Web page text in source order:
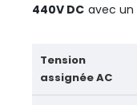
440V DC avec un
Tension
assignée AC